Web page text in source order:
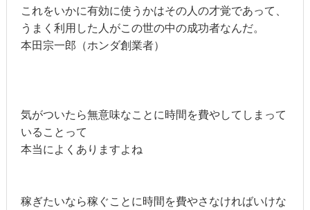
これをいかに有効に使うかはその人の才覚であって、
うまく利用した人がこの世の中の成功者なんだ。
本田宗一郎（ホンダ創業者）
気がついたら無意味なことに時間を費やしてしまって
いることって
本当によくありますよね
稼ぎたいなら稼ぐことに時間を費やさなければいけな